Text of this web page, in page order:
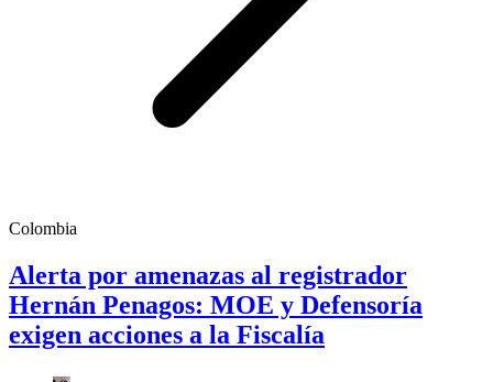
Colombia
Alerta por amenazas al registrador
Hernán Penagos: MOE y Defensoría
exigen acciones a la Fiscalía